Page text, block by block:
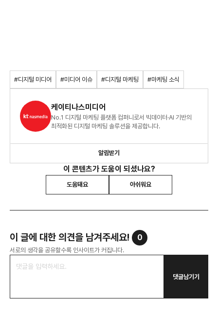
#디지털 미디어 #미디어 이슈 #디지털 마케팅 #마케팅 소식
케이티나스미디어
No.1 디지털 마케팅 플랫폼 컴퍼니로서 빅데이터·AI 기반의
최적화된 디지털 마케팅 솔루션을 제공합니다.
알림받기
이 콘텐츠가 도움이 되셨나요?
도움돼요 아쉬워요
이 글에 대한 의견을 남겨주세요! 0
서로의 생각을 공유할수록 인사이트가 커집니다.
댓글남기기